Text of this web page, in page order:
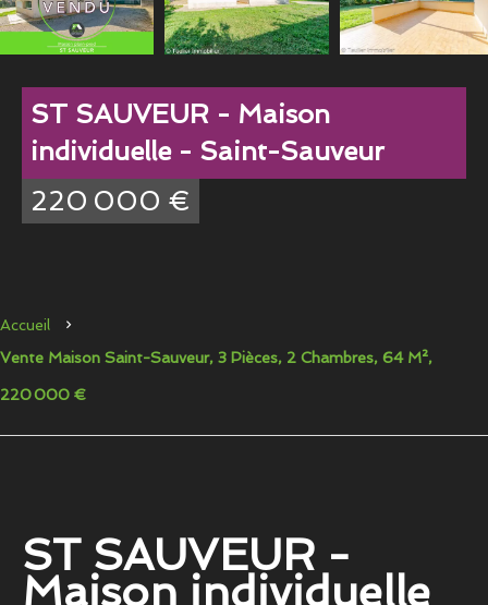
ST SAUVEUR - Maison
individuelle - Saint-Sauveur
220 000 €
Accueil
Vente Maison Saint-Sauveur, 3 Pièces, 2 Chambres, 64 M²,
220 000 €
ST SAUVEUR -
Maison individuelle